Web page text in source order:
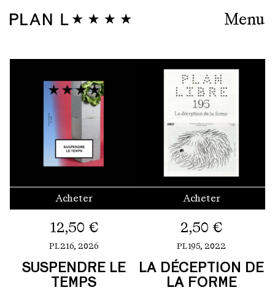
Menu
Acheter
12,50 €
PL216, 2026
SUSPENDRE LE
TEMPS
Acheter
2,50 €
PL195, 2022
LA DÉCEPTION DE
LA FORME